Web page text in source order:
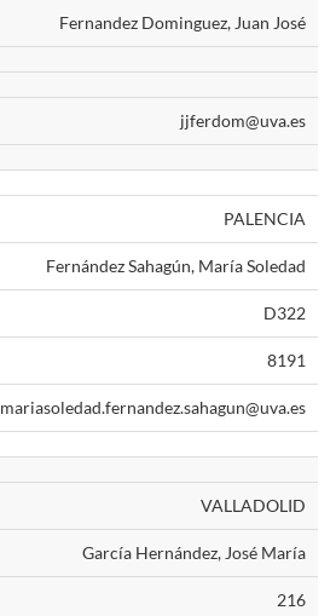
Fernandez Dominguez, Juan José
jjferdom@uva.es
PALENCIA
Fernández Sahagún, María Soledad
D322
8191
mariasoledad.fernandez.sahagun@uva.es
VALLADOLID
García Hernández, José María
216